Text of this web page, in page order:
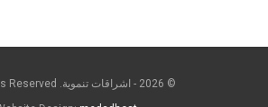
© 2026 - اشراقات تنموية. All Rights Reserved.